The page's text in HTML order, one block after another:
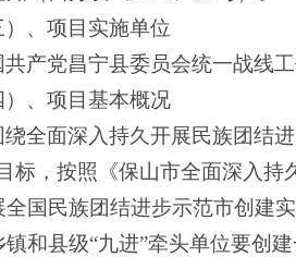
）、项目实施单位
共产党昌宁县委员会统一战线
）、项目基本概况
绕全面深入持久开展民族团结
标，按照《保山市全面深入
全国民族团结进步示范市创建
镇和县级“九进”牵头单位要创